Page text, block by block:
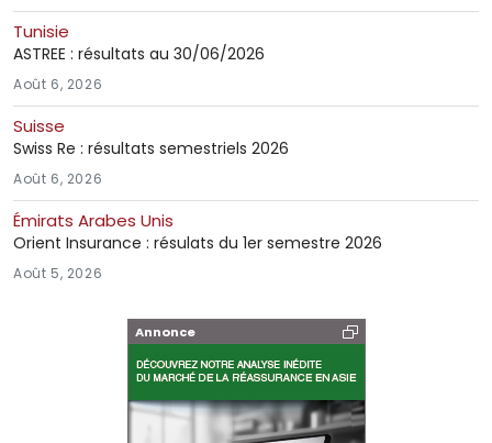
Tunisie
ASTREE : résultats au 30/06/2026
Août 6, 2026
Suisse
Swiss Re : résultats semestriels 2026
Août 6, 2026
Émirats Arabes Unis
Orient Insurance : résulats du 1er semestre 2026
Août 5, 2026
Annonce